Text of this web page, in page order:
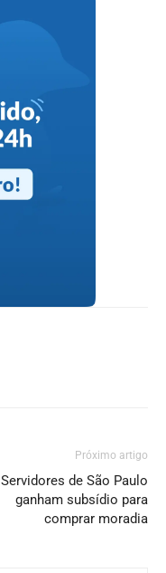
Próximo artigo
Servidores de São Paulo
ganham subsídio para
comprar moradia